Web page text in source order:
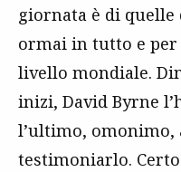
giornata è di quelle
ormai in tutto e
livello mondiale.
inizi, David Byrne
l’ultimo, omonimo,
testimoniarlo.